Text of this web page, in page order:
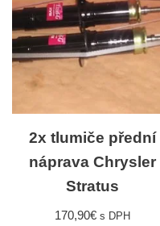
2x tlumiče přední
náprava Chrysler
Stratus
170,90€ s DPH